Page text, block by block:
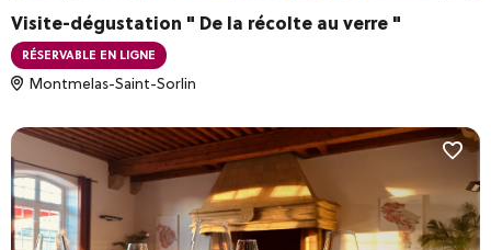
Visite-dégustation " De la récolte au verre "
RÉSERVABLE EN LIGNE
Montmelas-Saint-Sorlin